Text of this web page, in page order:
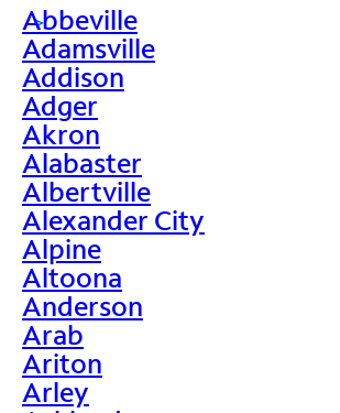
>
Abbeville
Adamsville
Addison
Adger
Akron
Alabaster
Albertville
Alexander City
Alpine
Altoona
Anderson
Arab
Ariton
Arley